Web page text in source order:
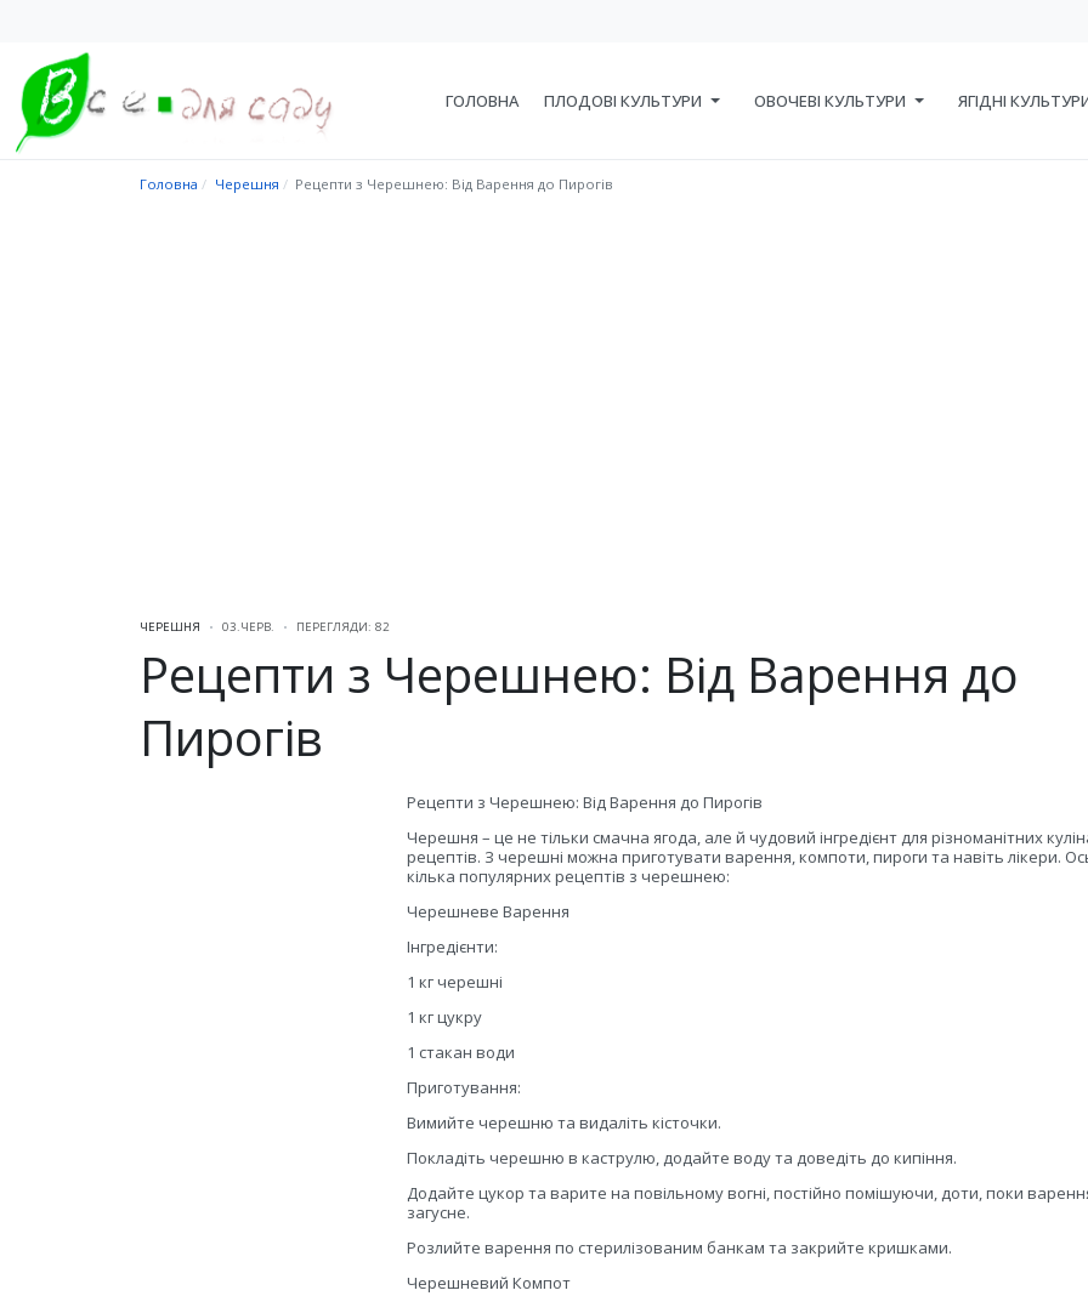
ГОЛОВНА ПЛОДОВІ КУЛЬТУРИ ОВОЧЕВІ КУЛЬТУРИ ЯГІДНІ
Головна Черешня Рецепти з Черешнею: Від Варення до Пирогів
ЧЕРЕШНЯ 03.ЧЕРВ. ПЕРЕГЛЯДИ: 82
Рецепти з Черешнею: Від Варення до
Пирогів
Рецепти з Черешнею: Від Варення до Пирогів
Черешня – це не тільки смачна ягода, але й чудовий інгредієнт для різноманітних
рецептів. З черешні можна приготувати варення, компоти, пироги та навіть лікери.
кілька популярних рецептів з черешнею:
Черешневе Варення
Інгредієнти:
1 кг черешні
1 кг цукру
1 стакан води
Приготування:
Вимийте черешню та видаліть кісточки.
Покладіть черешню в каструлю, додайте воду та доведіть до кипіння.
Додайте цукор та варите на повільному вогні, постійно помішуючи, доти, поки
загусне.
Розлийте варення по стерилізованим банкам та закрийте кришками.
Черешневий Компот